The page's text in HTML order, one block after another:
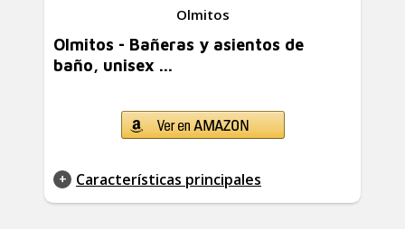
Olmitos
Olmitos - Bañeras y asientos de
baño, unisex ...
Características principales